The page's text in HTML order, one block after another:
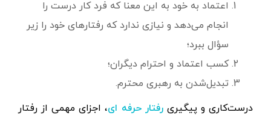
اعتماد به خود به این معنا که فرد کار درست را
انجام می‌دهد و نیازی ندارد که رفتارهای خود را زیر
سؤال ببرد؛
کسب اعتماد و احترام دیگران؛
تبدیل‌شدن به رهبری محترم.
درست‌کاری و پیگیریرفتار حرفه ای، اجزای مهمی از رفتار